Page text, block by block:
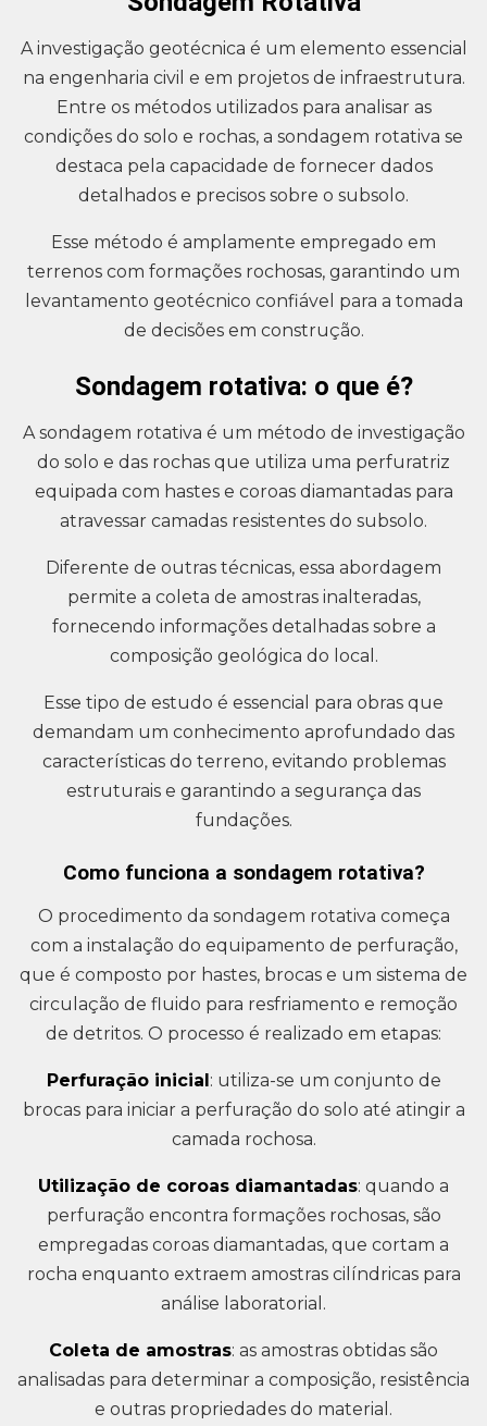
A investigação geotécnica é um elemento essencial
na engenharia civil e em projetos de infraestrutura.
Entre os métodos utilizados para analisar as
condições do solo e rochas, a sondagem rotativa se
destaca pela capacidade de fornecer dados
detalhados e precisos sobre o subsolo.
Esse método é amplamente empregado em
terrenos com formações rochosas, garantindo um
levantamento geotécnico confiável para a tomada
de decisões em construção.
Sondagem rotativa: o que é?
A sondagem rotativa é um método de investigação
do solo e das rochas que utiliza uma perfuratriz
equipada com hastes e coroas diamantadas para
atravessar camadas resistentes do subsolo.
Diferente de outras técnicas, essa abordagem
permite a coleta de amostras inalteradas,
fornecendo informações detalhadas sobre a
composição geológica do local.
Esse tipo de estudo é essencial para obras que
demandam um conhecimento aprofundado das
características do terreno, evitando problemas
estruturais e garantindo a segurança das
fundações.
Como funciona a sondagem rotativa?
O procedimento da sondagem rotativa começa
com a instalação do equipamento de perfuração,
que é composto por hastes, brocas e um sistema de
circulação de fluido para resfriamento e remoção
de detritos. O processo é realizado em etapas:
Perfuração inicial: utiliza-se um conjunto de
brocas para iniciar a perfuração do solo até atingir a
camada rochosa.
Utilização de coroas diamantadas: quando a
perfuração encontra formações rochosas, são
empregadas coroas diamantadas, que cortam a
rocha enquanto extraem amostras cilíndricas para
análise laboratorial.
Coleta de amostras: as amostras obtidas são
analisadas para determinar a composição, resistência
e outras propriedades do material.